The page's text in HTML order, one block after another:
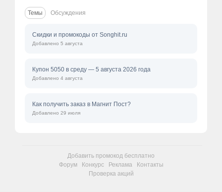
Темы Обсуждения
Скидки и промокоды от Songhit.ru
Добавлено 5 августа
Купон 5050 в среду — 5 августа 2026 года
Добавлено 4 августа
Как получить заказ в Магнит Пост?
Добавлено 29 июля
Добавить промокод бесплатно
Форум
Конкурс Реклама
Контакты
Проверка акций